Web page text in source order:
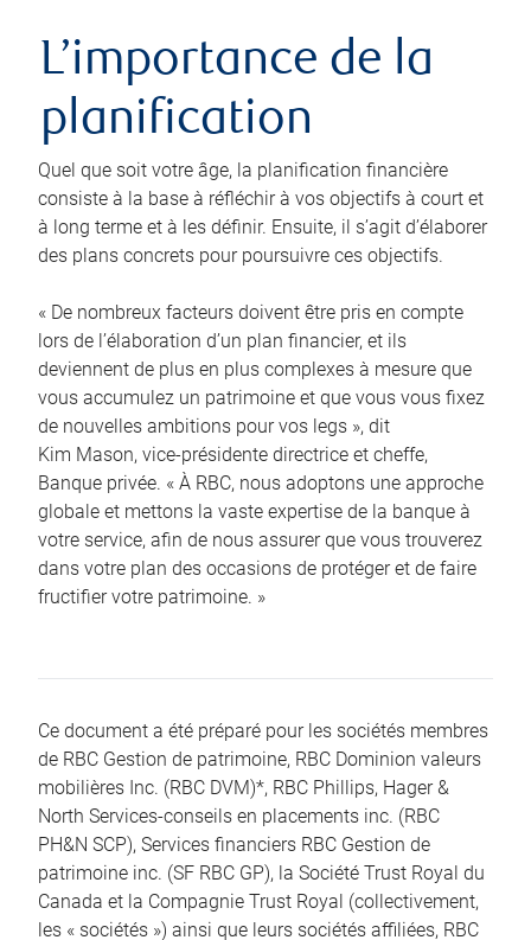
L’importance de la
planification
Quel que soit votre âge, la planification financière
consiste à la base à réfléchir à vos objectifs à court et
à long terme et à les définir. Ensuite, il s’agit d’élaborer
des plans concrets pour poursuivre ces objectifs.
« De nombreux facteurs doivent être pris en compte
lors de l’élaboration d’un plan financier, et ils
deviennent de plus en plus complexes à mesure que
vous accumulez un patrimoine et que vous vous fixez
de nouvelles ambitions pour vos legs », dit
Kim Mason, vice-présidente directrice et cheffe,
Banque privée. « À RBC, nous adoptons une approche
globale et mettons la vaste expertise de la banque à
votre service, afin de nous assurer que vous trouverez
dans votre plan des occasions de protéger et de faire
fructifier votre patrimoine. »
Ce document a été préparé pour les sociétés membres
de RBC Gestion de patrimoine, RBC Dominion valeurs
mobilières Inc. (RBC DVM)*, RBC Phillips, Hager &
North Services-conseils en placements inc. (RBC
PH&N SCP), Services financiers RBC Gestion de
patrimoine inc. (SF RBC GP), la Société Trust Royal du
Canada et la Compagnie Trust Royal (collectivement,
les « sociétés ») ainsi que leurs sociétés affiliées, RBC